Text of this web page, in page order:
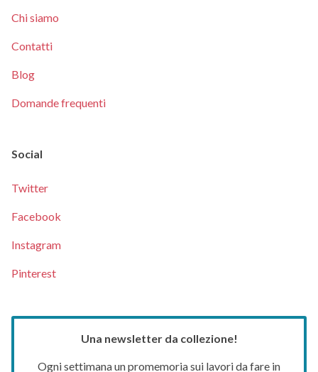
Chi siamo
Contatti
Blog
Domande frequenti
Social
Twitter
Facebook
Instagram
Pinterest
Una newsletter da collezione!
Ogni settimana un promemoria sui lavori da fare in